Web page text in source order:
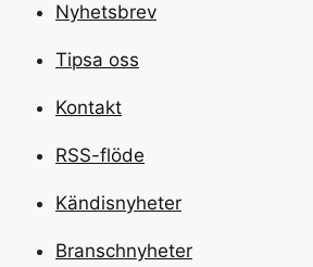
Nyhetsbrev
Tipsa oss
Kontakt
RSS-flöde
Kändisnyheter
Branschnyheter